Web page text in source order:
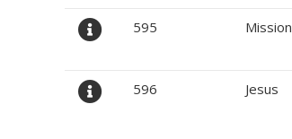
595 Mission
596 Jesus